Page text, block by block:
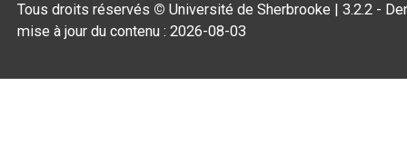
Tous droits réservés © Université de Sherbrooke |3.2.2 -
mise à jour du contenu :2026-08-03